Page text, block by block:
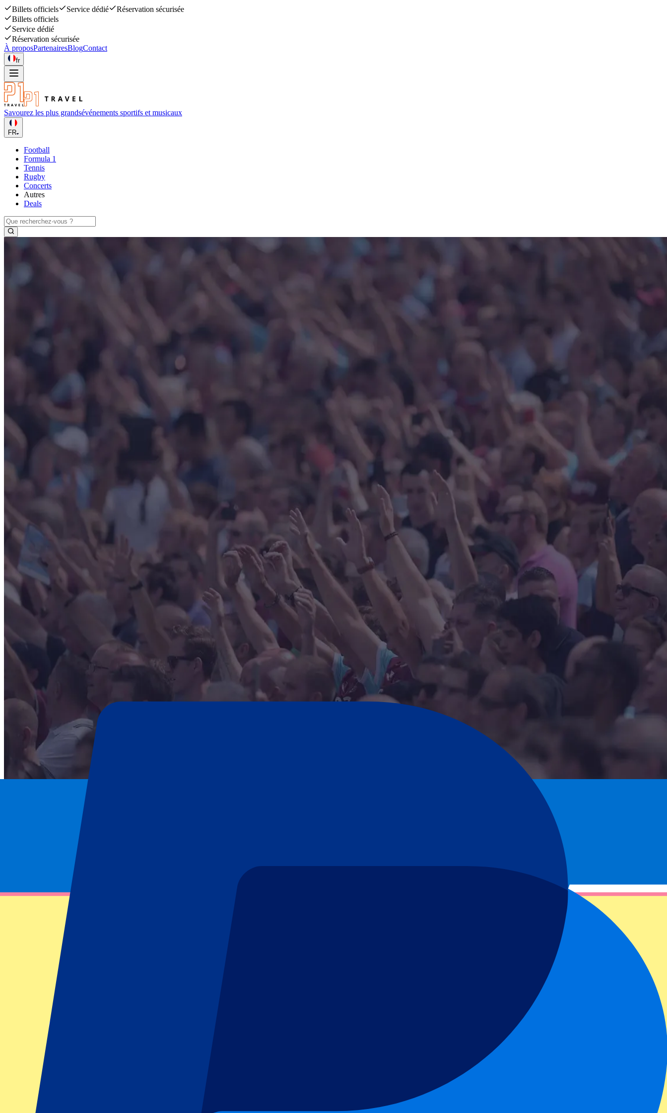
Billets officiels Service dédié
Réservation sécurisée
Billets officiels
Service dédié
Réservation sécurisée
À proposPartenairesBlogContact
fr
Savourez les plus grandsévénements sportifs et musicaux
FR
Football
Formula 1
Tennis
Rugby
Concerts
Autres
Deals
Scotland vs Australia
15 novembre 2026 à 15:10
Edinburgh, Royaume-Uni
Scotland vs Australia
15 novembre 2026 à 15:10 • Edinburgh, Royaume-Uni
Date confirmée
Préinscrivez-vous à cet événement !